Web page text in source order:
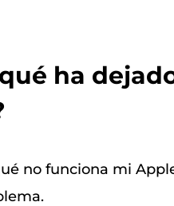
qué ha
no funciona mi